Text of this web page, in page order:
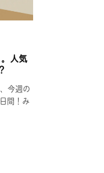
人気
今週の
間！み